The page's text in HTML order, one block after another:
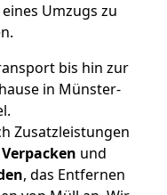
Umzugs zu
bis hin zur
in Münster-
Zusatzleistungen
Verpacken und
, das Entfernen